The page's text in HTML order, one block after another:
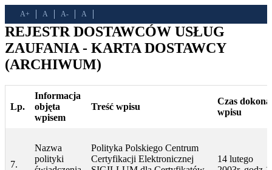
A+ A A- A
REJESTR DOSTAWCÓW USŁUG
ZAUFANIA - KARTA DOSTAWCY
(ARCHIWUM)
Lp.
Informacja
objęta
wpisem
Treść wpisu
Czas
wpisu
7.
Nazwa
polityki
Polityka Polskiego Centrum
Certyfikacji Elektronicznej
14 lutego